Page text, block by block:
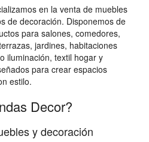
en la venta de muebles
de decoración. Disponemos de
para salones, comedores,
jardines, habitaciones
iluminación, textil hogar y
para crear espacios
estilo.
Decor?
y decoración